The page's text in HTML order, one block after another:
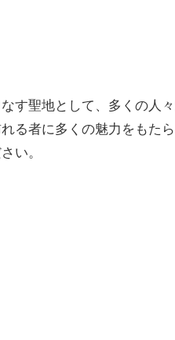
す聖地として、多くの人
る者に多くの魅力をもた
い。